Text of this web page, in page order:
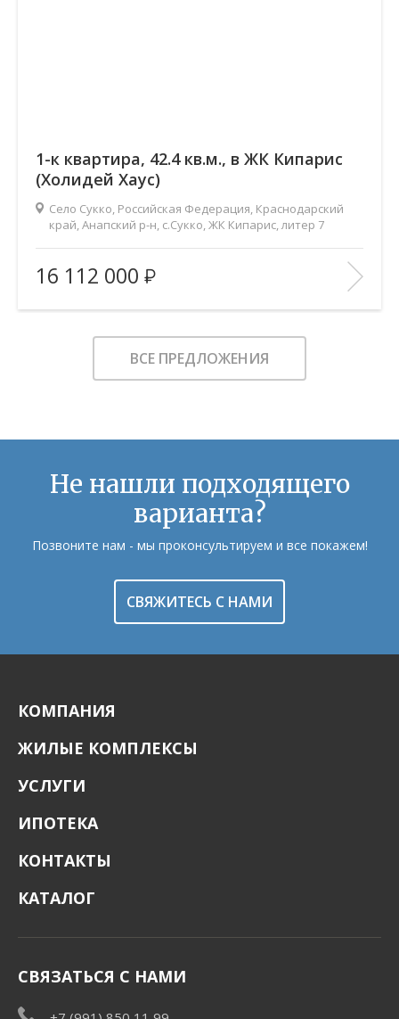
1-к квартира, 42.4 кв.м., в ЖК Кипарис
(Холидей Хаус)
Село Сукко, Российская Федерация, Краснодарский
край, Анапский р-н, с.Сукко, ЖК Кипарис, литер 7
Площадь (общ/жил/кух), м2:
42.4/14.7/16.8
Количество комнат:
1
Этаж:
2/8
В ИЗБРАННОЕ
16 112 000
ВСЕ ПРЕДЛОЖЕНИЯ
Не нашли подходящего
варианта?
Позвоните нам - мы проконсультируем и все покажем!
СВЯЖИТЕСЬ С НАМИ
КОМПАНИЯ
ЖИЛЫЕ КОМПЛЕКСЫ
УСЛУГИ
ИПОТЕКА
КОНТАКТЫ
КАТАЛОГ
СВЯЗАТЬСЯ С НАМИ